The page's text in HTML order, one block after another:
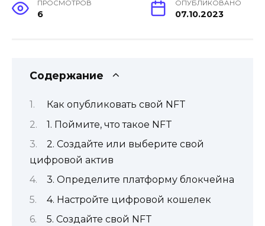
ПРОСМОТРОВ
6
ОПУБЛИКОВАНО
07.10.2023
Содержание
Как опубликовать свой NFT
1. Поймите, что такое NFT
2. Создайте или выберите свой
цифровой актив
3. Определите платформу блокчейна
4. Настройте цифровой кошелек
5. Создайте свой NFT